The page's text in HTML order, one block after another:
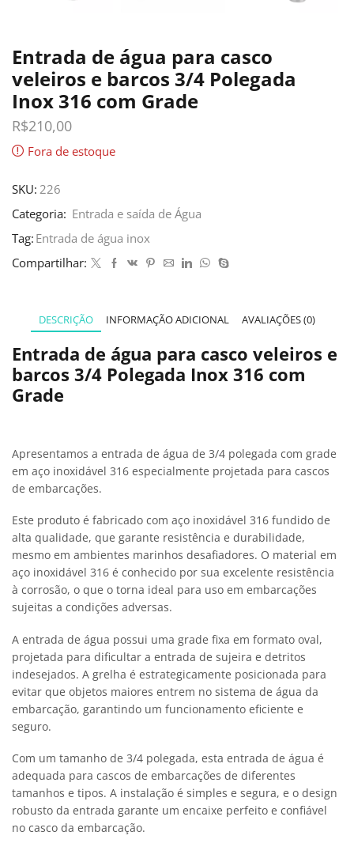
Entrada de água para casco
veleiros e barcos 3/4 Polegada
Inox 316 com Grade
R$210,00
Fora de estoque
SKU: 226
Categoria: Entrada e saída de Água
Tag: Entrada de água inox
Compartilhar:
DESCRIÇÃO INFORMAÇÃO ADICIONAL AVALIAÇÕES (0)
Entrada de água para casco veleiros e
barcos 3/4 Polegada Inox 316 com
Grade
Apresentamos a entrada de água de 3/4 polegada com grade
em aço inoxidável 316 especialmente projetada para cascos
de embarcações.
Este produto é fabricado com aço inoxidável 316 fundido de
alta qualidade, que garante resistência e durabilidade,
mesmo em ambientes marinhos desafiadores. O material em
aço inoxidável 316 é conhecido por sua excelente resistência
à corrosão, o que o torna ideal para uso em embarcações
sujeitas a condições adversas.
A entrada de água possui uma grade fixa em formato oval,
projetada para dificultar a entrada de sujeira e detritos
indesejados. A grelha é estrategicamente posicionada para
evitar que objetos maiores entrem no sistema de água da
embarcação, garantindo um funcionamento eficiente e
seguro.
Com um tamanho de 3/4 polegada, esta entrada de água é
adequada para cascos de embarcações de diferentes
tamanhos e tipos. A instalação é simples e segura, e o design
robusto da entrada garante um encaixe perfeito e confiável
no casco da embarcação.